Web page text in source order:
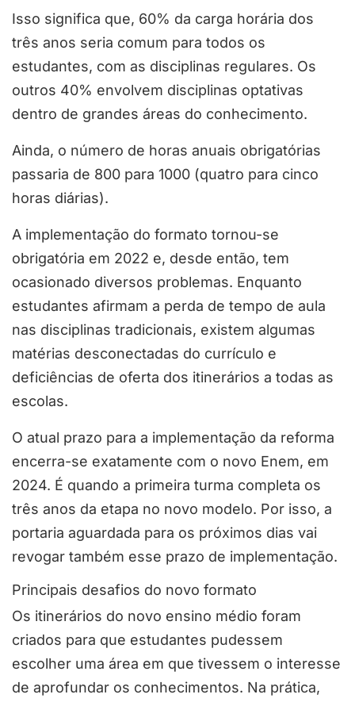
Isso significa que, 60% da carga horária dos
três anos seria comum para todos os
estudantes, com as disciplinas regulares. Os
outros 40% envolvem disciplinas optativas
dentro de grandes áreas do conhecimento.
Ainda, o número de horas anuais obrigatórias
passaria de 800 para 1000 (quatro para cinco
horas diárias).
A implementação do formato tornou-se
obrigatória em 2022 e, desde então, tem
ocasionado diversos problemas. Enquanto
estudantes afirmam a perda de tempo de aula
nas disciplinas tradicionais, existem algumas
matérias desconectadas do currículo e
deficiências de oferta dos itinerários a todas as
escolas.
O atual prazo para a implementação da reforma
encerra-se exatamente com o novo Enem, em
2024. É quando a primeira turma completa os
três anos da etapa no novo modelo. Por isso, a
portaria aguardada para os próximos dias vai
revogar também esse prazo de implementação.
Principais desafios do novo formato
Os itinerários do novo ensino médio foram
criados para que estudantes pudessem
escolher uma área em que tivessem o interesse
de aprofundar os conhecimentos. Na prática,